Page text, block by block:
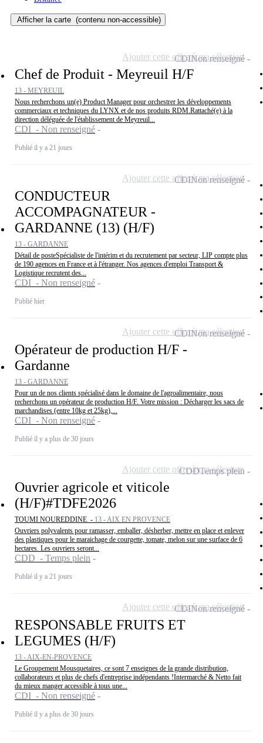
Afficher la carte (contenu non-accessible)
Chef de Produit - Meyreuil H/F
13 - MEYREUIL
Nous recherchons un(e) Product Manager pour orchestrer les développements
commerciaux et techniques du LYNX et de nos produits RDM.Rattaché(e) à la
direction déléguée de l'établissement de Meyreuil...
CDI - Non renseigné
Publié il y a 21 jours
CDINon renseigné
Ajouter cette offre à ma sélection
CONDUCTEUR
ACCOMPAGNATEUR -
GARDANNE (13) (H/F)
13 - GARDANNE
Détail de posteSpécialiste de l'intérim et du recrutement par secteur, LIP compte plus
de 190 agences en France et à l'étranger. Nos agences d'emploi Transport &
Logistique recrutent des...
CDI - Non renseigné
Publié hier
CDINon renseigné
Ajouter cette offre à ma sélection
Opérateur de production H/F -
Gardanne
13 - GARDANNE
Pour un de nos clients spécialisé dans le domaine de l'agroalimentaire, nous
recherchons un opérateur de production H/F. Votre mission : Décharger les sacs de
marchandises (entre 10kg et 25kg),...
CDI - Non renseigné
Publié il y a plus de 30 jours
CDINon renseigné
Ajouter cette offre à ma sélection
Ouvrier agricole et viticole
(H/F)#TDFE2026
TOUMI NOUREDDINE - 13 - AIX EN PROVENCE
Ouvriers polyvalents pour ramasser, emballer, désherber, mettre en place et enlever
des plastiques pour le maraichage de courgette, tomate, melon sur une surface de 6
hectares. Les ouvriers seront...
CDD - Temps plein
Publié il y a 21 jours
CDDTemps plein
Ajouter cette offre à ma sélection
RESPONSABLE FRUITS ET
LEGUMES (H/F)
13 - AIX-EN-PROVENCE
Le Groupement Mousquetaires, ce sont 7 enseignes de la grande distribution,
collaborateurs et plus de chefs d'entreprise indépendants !Intermarché & Netto fait
du mieux manger accessible à tous une...
CDI - Non renseigné
Publié il y a plus de 30 jours
CDINon renseigné
Ajouter cette offre à ma sélection